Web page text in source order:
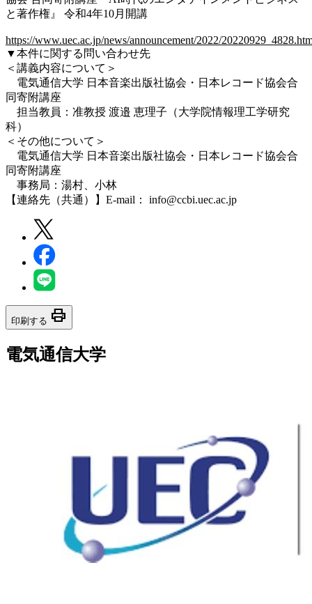
と著作権』 令和4年10月開講
https://www.uec.ac.jp/news/announcement/2022/
▼本件に関する問い合わせ先
＜講義内容について＞
電気通信大学 日本音楽出版社協会・日本レコード協会合
同寄附講座
担当教員：准教授 渡邉 恵理子（大学院情報理工学研究
科）
＜その他について＞
電気通信大学 日本音楽出版社協会・日本レコード協会合
同寄附講座
事務局：湯村、小林
【連絡先（共通）】E-mail： info@ccbi.uec.ac.jp
印刷する print
電気通信大学